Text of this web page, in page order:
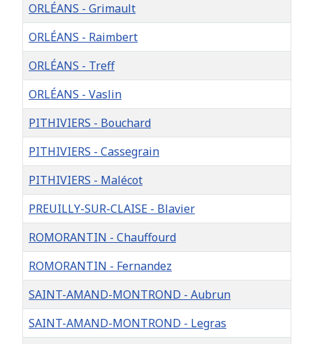
ORLÉANS - Grimault
ORLÉANS - Raimbert
ORLÉANS - Treff
ORLÉANS - Vaslin
PITHIVIERS - Bouchard
PITHIVIERS - Cassegrain
PITHIVIERS - Malécot
PREUILLY-SUR-CLAISE - Blavier
ROMORANTIN - Chauffourd
ROMORANTIN - Fernandez
SAINT-AMAND-MONTROND - Aubrun
SAINT-AMAND-MONTROND - Legras